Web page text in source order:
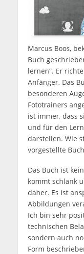
Marcus Boos,
Buch
lernen”. Er
Anfänger. Das
besonderen
Fototrainers
ist immer, dass
und für den
darstellen. Wie
vorgestellte
Das Buch ist
kommt schlank
daher. Es ist
Abbildungen
Ich bin sehr
technischen
sondern auch
Form